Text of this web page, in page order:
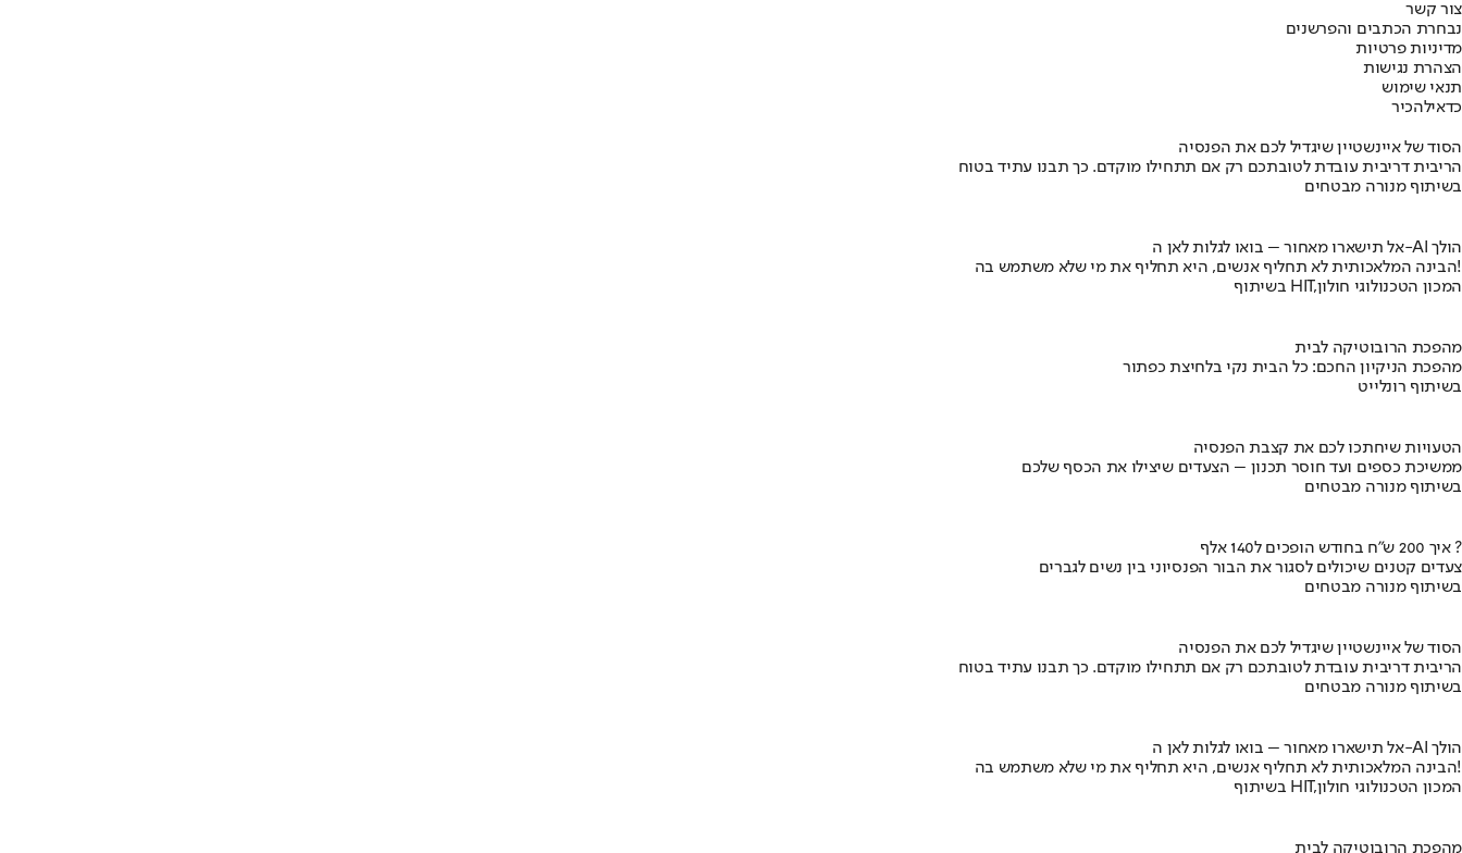
צור קשר
נבחרת הכתבים והפרשנים
מדיניות פרטיות
הצהרת נגישות
תנאי שימוש
כדאילהכיר
הסוד של איינשטיין שיגדיל לכם את הפנסיה
הריבית דריבית עובדת לטובתכם רק אם תתחילו מוקדם. כך תבנו עתיד בטוח
בשיתוף מנורה מבטחים
אל תישארו מאחור – בואו לגלות לאן ה-AI הולך
הבינה המלאכותית לא תחליף אנשים, היא תחליף את מי שלא משתמש בה!
בשיתוף HIT,המכון הטכנולוגי חולון
מהפכת הרובוטיקה לבית
מהפכת הניקיון החכם: כל הבית נקי בלחיצת כפתור
בשיתוף רונלייט
הטעויות שיחתכו לכם את קצבת הפנסיה
ממשיכת כספים ועד חוסר תכנון – הצעדים שיצילו את הכסף שלכם
בשיתוף מנורה מבטחים
איך 200 ש"ח בחודש הופכים ל140 אלף ?
צעדים קטנים שיכולים לסגור את הבור הפנסיוני בין נשים לגברים
בשיתוף מנורה מבטחים
הסוד של איינשטיין שיגדיל לכם את הפנסיה
הריבית דריבית עובדת לטובתכם רק אם תתחילו מוקדם. כך תבנו עתיד בטוח
בשיתוף מנורה מבטחים
אל תישארו מאחור – בואו לגלות לאן ה-AI הולך
הבינה המלאכותית לא תחליף אנשים, היא תחליף את מי שלא משתמש בה!
בשיתוף HIT,המכון הטכנולוגי חולון
מהפכת הרובוטיקה לבית